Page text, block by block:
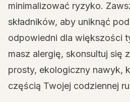
minimalizować ryzyko.
składników, aby uniknąć
odpowiedni dla większości
masz alergię, skonsultuj się
prosty, ekologiczny nawyk,
częścią Twojej codziennej